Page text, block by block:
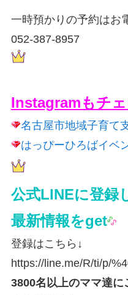
一時預かりの予約はお
052-387-8957
Instagramもチ
名古屋市地域子育て
はっぴーひろばイベ
公式LINEに登録
最新情報をget
登録はこちら↓
https://line.me/R/ti/p/
3800名以上のママ達